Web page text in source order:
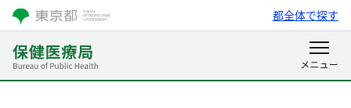
都全体で探す